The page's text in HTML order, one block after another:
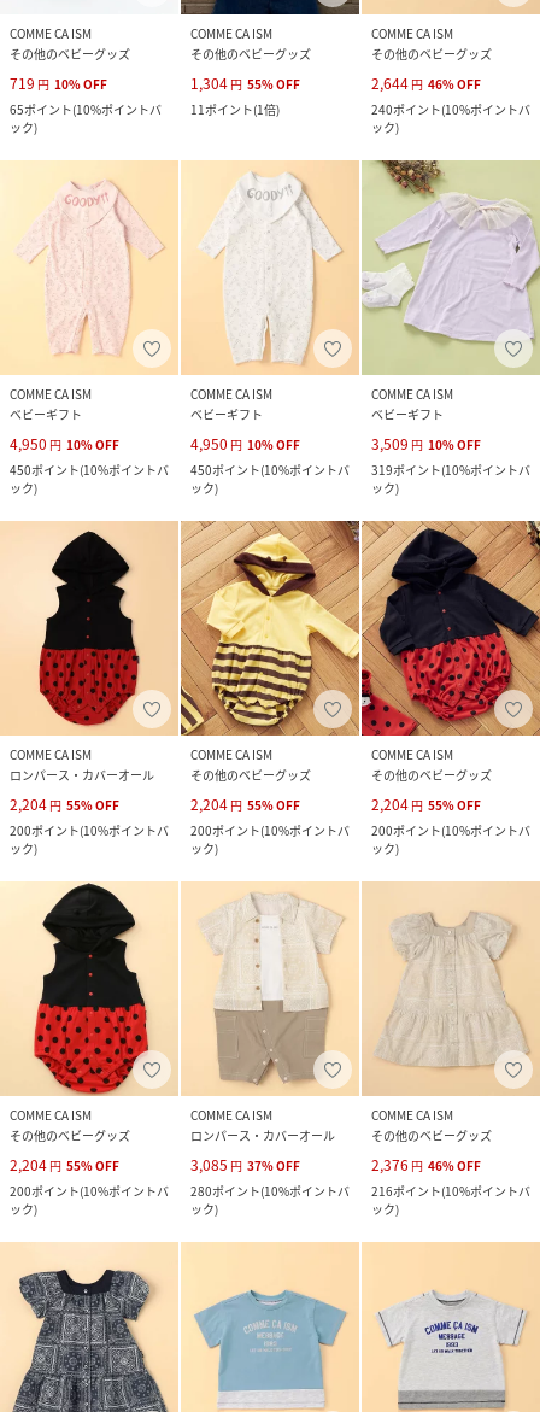
COMME CA ISM
その他のベビーグッズ
719 円 10%OFF
65ポイント(10%ポイントバ
ック)
COMME CA ISM
その他のベビーグッズ
1,304 円 55%OFF
11ポイント(1倍)
COMME CA ISM
その他のベビーグッズ
2,644 円 46%OFF
240ポイント(10%ポイントバ
ック)
COMME CA ISM
ベビーギフト
4,950 円 10%OFF
450ポイント(10%ポイントバ
ック)
COMME CA ISM
ベビーギフト
4,950 円 10%OFF
450ポイント(10%ポイントバ
ック)
COMME CA ISM
ベビーギフト
3,509 円 10%OFF
319ポイント(10%ポイントバ
ック)
COMME CA ISM
ロンパース・カバーオール
2,204 円 55%OFF
200ポイント(10%ポイントバ
ック)
COMME CA ISM
その他のベビーグッズ
2,204 円 55%OFF
200ポイント(10%ポイントバ
ック)
COMME CA ISM
その他のベビーグッズ
2,204 円 55%OFF
200ポイント(10%ポイントバ
ック)
COMME CA ISM
その他のベビーグッズ
2,204 円 55%OFF
200ポイント(10%ポイントバ
ック)
COMME CA ISM
ロンパース・カバーオール
3,085 円 37%OFF
280ポイント(10%ポイントバ
ック)
COMME CA ISM
その他のベビーグッズ
2,376 円 46%OFF
216ポイント(10%ポイントバ
ック)